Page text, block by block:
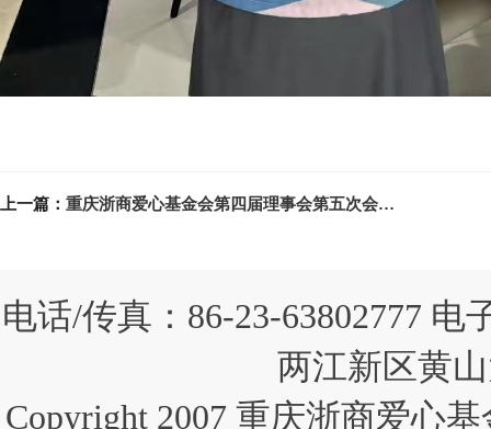
上一篇： 重庆浙商爱心基金会第四届理事会第五次会议顺利召开
电话/传真：86-23-63802777 电
两江新区黄
Copyright 2007 重庆浙商爱心